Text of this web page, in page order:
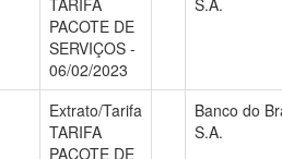
TARIFA
PACOTE DE
SERVIÇOS -
06/02/2023
S.A.
Extrato/Tarifa
TARIFA
PACOTE DE
Banco do
S.A.